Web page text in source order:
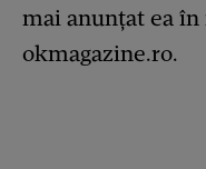
mai anunțat ea
okmagazine.ro.